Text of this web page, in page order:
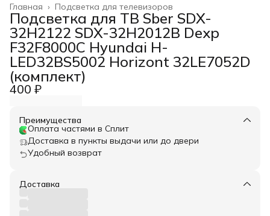
Подсветка для телевизоров
Главная ›
Подсветка для ТВ Sber SDX-
32H2122 SDX-32H2012B Dexp
F32F8000C Hyundai H-
LED32BS5002 Horizont 32LE7052D
(комплект)
400 ₽
Преимущества
Оплата частями в Сплит
Доставка в пункты выдачи или до двери
Удобный возврат
Доставка